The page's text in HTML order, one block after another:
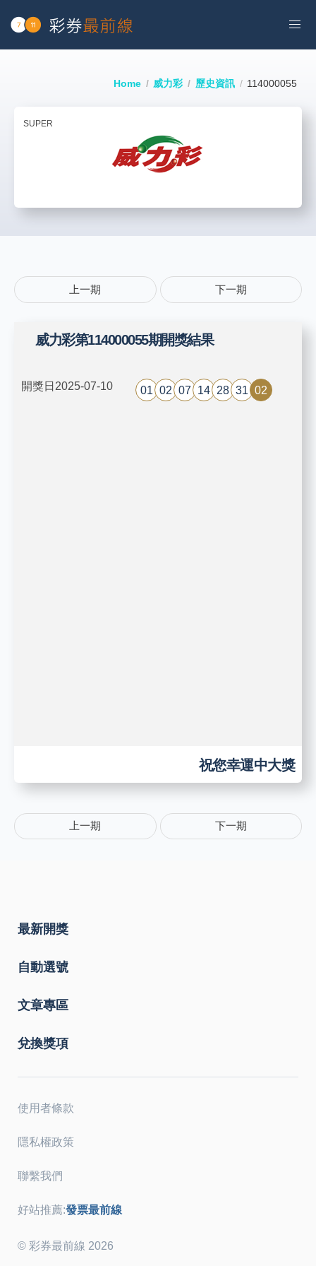
Home 威力彩 歷史資訊 114000055
SUPER
上一期 下一期
威力彩第114000055期開獎結果
開獎日2025-07-10 01 02 07 14 28 31 02
祝您幸運中大獎
上一期 下一期
最新開獎
自動選號
文章專區
兌換獎項
使用者條款
隱私權政策
聯繫我們
好站推薦:發票最前線
© 彩券最前線 2026